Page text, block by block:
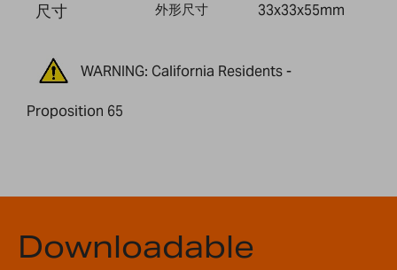
尺寸 外形尺寸 33x33x55mm
WARNING: California Residents -
Proposition 65
Downloadable